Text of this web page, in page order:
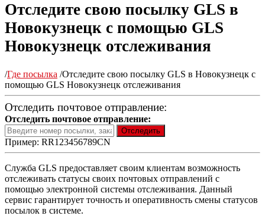
Отследите свою посылку GLS в
Новокузнецк с помощью GLS
Новокузнецк отслеживания
/Где посылка /Отследите свою посылку GLS в Новокузнецк с
помощью GLS Новокузнецк отслеживания
Отследить почтовое отправление:
Отследить почтовое отправление:
Пример: RR123456789CN
Служба GLS предоставляет своим клиентам возможность
отслеживать статусы своих почтовых отправлений с
помощью электронной системы отслеживания. Данный
сервис гарантирует точность и оперативность смены статусов
посылок в системе.